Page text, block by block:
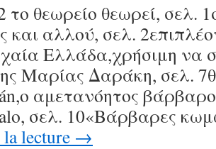
το θεωρείο θεωρεί, σελ.
και αλλού, σελ.
Ελλάδα,χρήσιμη να
Μαρίας Δαράκη, σελ.
αμετανόητος
σελ. 10«Βάρβαρες
lecture →